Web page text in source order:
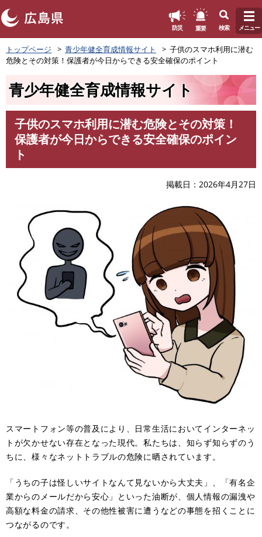
ペ
ー
ジ
防災 重要 検索 メニュー
トップページ 青少年健全育成情報サイト
子供のスマホ利用に潜む
危険とその対策！保護者が今日からできる安全確保のポイント
青少年健全育成情報サイト
子供のスマホ利用に潜む危険とその対策！
保護者が今日からできる安全確保のポイン
ト
掲載日 2026年4月27日
スマートフォン等の普及により、日常生活においてインターネッ
トが欠かせない存在となった現代。私たちは、知らず知らずのう
ちに、様々なネットトラブルの危険に晒されています。
「うちの子は怪しいサイトなんて見ないから大丈夫」、「有名企
業からのメールだから安心」といった油断が、個人情報の漏洩や
高額な料金の請求、その他性被害に遭うなどの事態を招くことに
つながるのです。